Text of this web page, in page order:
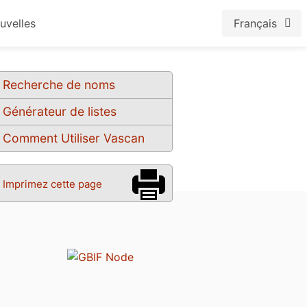
Français
Recherche de noms
Générateur de listes
Comment Utiliser Vascan
Imprimez cette page